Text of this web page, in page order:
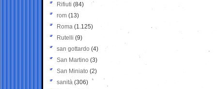
Rifiuti (84)
rom (13)
Roma (1.125)
Rutelli (9)
san gottardo (4)
San Martino (3)
San Miniato (2)
sanità (306)